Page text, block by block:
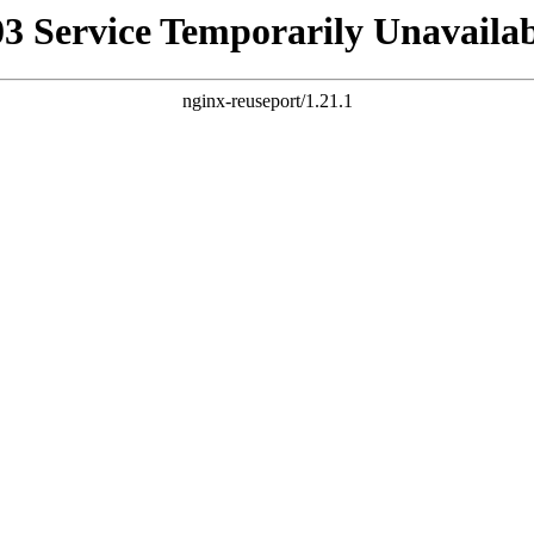
Service Temporarily
nginx-reuseport/1.21.1